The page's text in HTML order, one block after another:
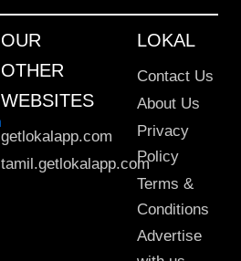
OUR
OTHER
WEBSITES
getlokalapp.com
tamil.getlokalapp.com
LOKAL
Contact Us
About Us
Privacy
Policy
Terms &
Conditions
Advertise